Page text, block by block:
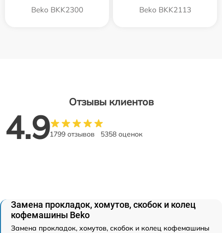
Beko BKK2300 Beko BKK2113
Отзывы клиентов
4.91799 отзывов 5358 оценок
Замена прокладок, хомутов, скобок и колец
кофемашины Beko
Замена прокладок, хомутов, скобок и колец кофемашины